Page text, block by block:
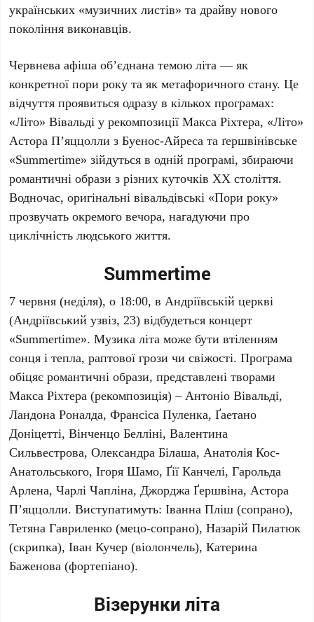
українських «музичних листів» та драйву нового
покоління виконавців.
Червнева афіша об’єднана темою літа — як
конкретної пори року та як метафоричного стану. Це
відчуття проявиться одразу в кількох програмах:
«Літо»Вівальді у рекомпозиціїМакса Ріхтера, «Літо»
Астора П’яццолли з Буенос-Айреса та ґершвінівське
«Summertime» зійдуться в одній програмі, збираючи
романтичні образи з різних куточків XX століття.
Водночас, оригінальнівівальдівські «Пори року»
прозвучать окремого вечора, нагадуючи про
циклічність людського життя.
Summertime
7 червня (неділя), о 18:00, вАндріївській церкві
(Андріївський узвіз, 23) відбудеться концерт
«Summertime». Музика літа може бути втіленням
сонця і тепла, раптової грози чи свіжості. Програма
обіцяє романтичні образи, представлені творами
Макса Ріхтера (рекомпозиція) –Антоніо Вівальді,
Ландона Роналда,Франсіса Пуленка,Ґаетано
Доніцетті,Вінченцо Белліні,Валентина
Сильвестрова,Олександра Білаша,Анатолія Кос-
Анатольського,Ігоря Шамо,Ґії Канчелі,Гарольда
Арлена,Чарлі Чапліна,Джорджа Ґершвіна,Астора
П’яццолли. Виступатимуть:Іванна Пліш (сопрано),
Тетяна Гавриленко (мецо-сопрано),Назарій Пилатюк
(скрипка),Іван Кучер (віолончель),Катерина
Баженова (фортепіано).
Візерунки літа